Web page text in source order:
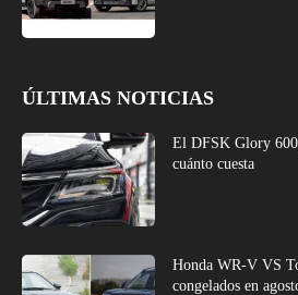
ÚLTIMAS NOTICIAS
El DFSK Glory
cuánto cuesta
Honda WR-V VS
congelados en